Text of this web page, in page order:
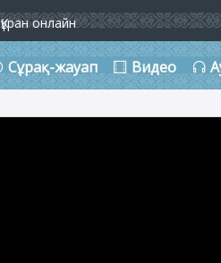
Құран онлайн
Сұрақ-жауап Видео